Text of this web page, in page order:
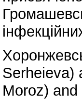
Serheieva)
Moroz) and